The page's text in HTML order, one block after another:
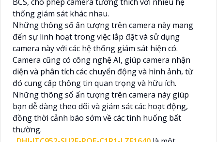
thống giám sát khác nhau.
Những thông số ấn tượng trên camera này mang
đến sự linh hoạt trong việc lắp đặt và sử dụng
camera này với các hệ thống giám sát hiện có.
Camera cũng có công nghệ AI, giúp camera nhận
diện và phân tích các chuyển động và hình ảnh, từ
đó cung cấp thông tin quan trọng và hữu ích.
Những thông số ấn tượng trên camera này giúp
bạn dễ dàng theo dõi và giám sát các hoạt động,
đồng thời cảnh báo sớm về các tình huống bất
thường.